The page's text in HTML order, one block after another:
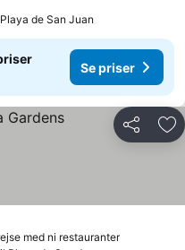
de San Juan
Se priser
Del
med ni restauranter